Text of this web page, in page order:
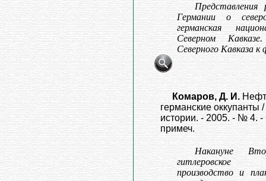
Представления
Германии о
германская
Северном
Северного Кавказа
Комаров, Д. И.
германские
истории. - 2005. - № 4.
примеч.
Накануне
гитлеровское
производство и